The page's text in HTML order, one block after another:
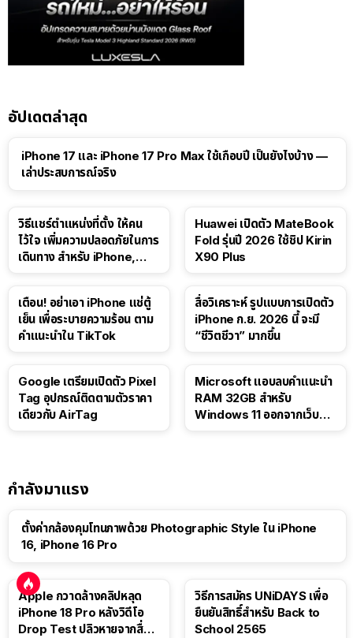
อัปเดตล่าสุด
iPhone 17 และ iPhone 17 Pro Max ใช้เกือบปี เป็นยังไงบ้าง —
เล่าประสบการณ์จริง
วิธีแชร์ตำแหน่งที่ตั้ง ให้คน
ไว้ใจ เพิ่มความปลอดภัยในการ
เดินทาง สำหรับ iPhone,
Huawei เปิดตัว MateBook
Fold รุ่นปี 2026 ใช้ชิป Kirin
X90 Plus
เตือน! อย่าเอา iPhone แช่ตู้
เย็น เพื่อระบายความร้อน ตาม
คำแนะนำใน TikTok
สื่อวิเคราะห์ รูปแบบการเปิดตัว
iPhone ก.ย. 2026 นี้ จะมี
“ชีวิตชีวา” มากขึ้น
Google เตรียมเปิดตัว Pixel
Tag อุปกรณ์ติดตามตัวราคา
เดียวกับ AirTag
Microsoft แอบลบคำแนะนำ
RAM 32GB สำหรับ
Windows 11 ออกจากเว็บตัว
กำลังมาแรง
ตั้งค่ากล้องคุมโทนภาพด้วย Photographic Style ใน iPhone
16, iPhone 16 Pro
Apple กวาดล้างคลิปหลุด
iPhone 18 Pro หลังวิดีโอ
Drop Test ปลิวหายจากสื่อ
วิธีการสมัคร UNiDAYS เพื่อ
ยืนยันสิทธิ์สำหรับ Back to
School 2565